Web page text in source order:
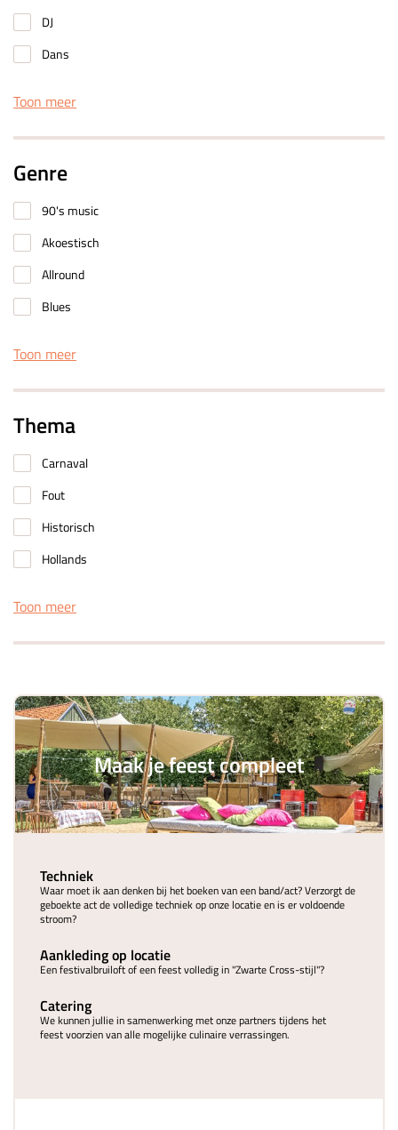
DJ
Dans
Toon meer
Genre
90's music
Akoestisch
Allround
Blues
Toon meer
Thema
Carnaval
Fout
Historisch
Hollands
Toon meer
Maak je feest compleet
Techniek
Waar moet ik aan denken bij het boeken van een band/act? Verzorgt de
geboekte act de volledige techniek op onze locatie en is er voldoende
stroom?
Aankleding op locatie
Een festivalbruiloft of een feest volledig in "Zwarte Cross-stijl"?
Catering
We kunnen jullie in samenwerking met onze partners tijdens het
feest voorzien van alle mogelijke culinaire verrassingen.